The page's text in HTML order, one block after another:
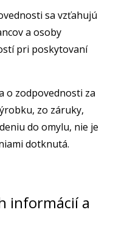
sa vzťahujú
a osoby
pri poskytovaní
o zodpovednosti za
zo záruky,
do omylu, nie je
dotknutá.
informácií a